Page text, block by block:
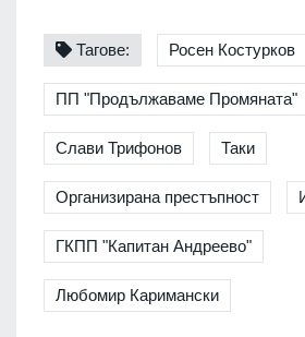
Тагове: Росен Костурков
ПП "Продължаваме Промяната"
Слави Трифонов Таки
Организирана престъпност
ГКПП "Капитан Андреево"
Любомир Каримански